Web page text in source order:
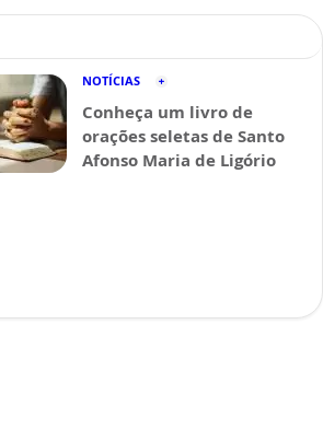
NOTÍCIAS
Conheça um livro de
orações seletas de Santo
Afonso Maria de Ligório